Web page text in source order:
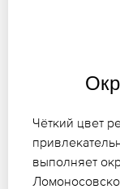
Чёткий цвет
выполняет